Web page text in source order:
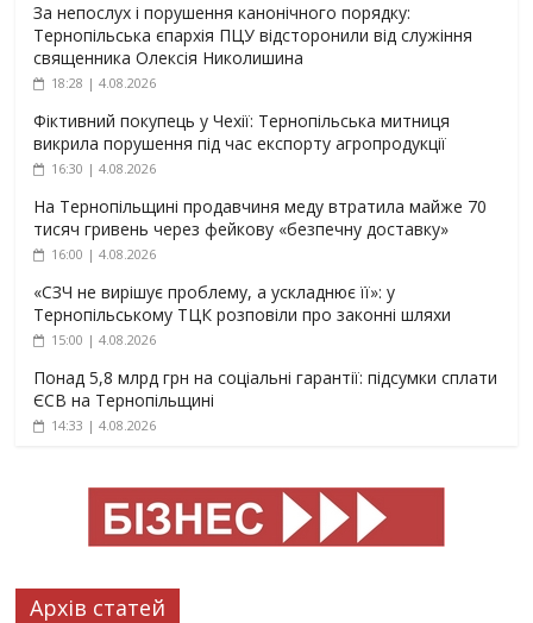
За непослух і порушення канонічного порядку:
Тернопільська єпархія ПЦУ відсторонили від служіння
священника Олексія Николишина
18:28 | 4.08.2026
Фіктивний покупець у Чехії: Тернопільська митниця
викрила порушення під час експорту агропродукції
16:30 | 4.08.2026
На Тернопільщині продавчиня меду втратила майже 70
тисяч гривень через фейкову «безпечну доставку»
16:00 | 4.08.2026
«СЗЧ не вирішує проблему, а ускладнює її»: у
Тернопільському ТЦК розповіли про законні шляхи
15:00 | 4.08.2026
Понад 5,8 млрд грн на соціальні гарантії: підсумки сплати
ЄСВ на Тернопільщині
14:33 | 4.08.2026
Архів статей